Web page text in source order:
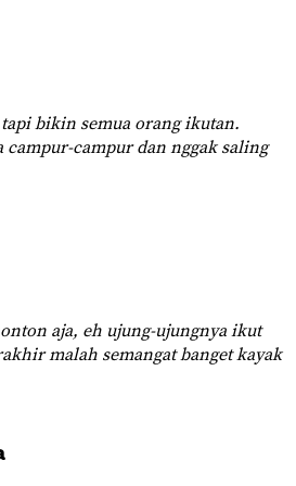
tapi bikin semua orang ikutan.
campur-campur dan nggak saling
aja, eh ujung-ujungnya ikut
malah semangat banget kayak